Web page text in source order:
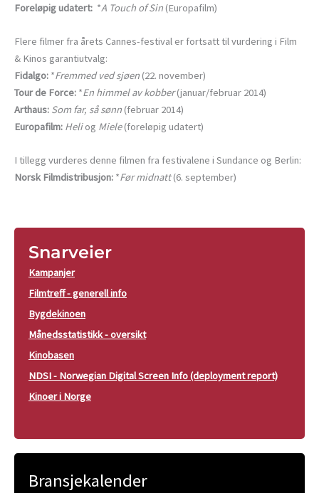
Foreløpig udatert: *A Touch of Sin (Europafilm)
Flere filmer fra årets Cannes-festival er fortsatt til vurdering i Film
& Kinos garantiutvalg:
Fidalgo: *Fremmed ved sjøen (22. november)
Tour de Force: *En himmel av kobber(januar/februar 2014)
Arthaus: Som far, så sønn (februar 2014)
Europafilm: Heliog Miele(foreløpig udatert)
I tillegg vurderes denne filmen fra festivalene i Sundance og Berlin:
Norsk Filmdistribusjon: *Før midnatt(6. september)
Snarveier
Kampanjer
Filmtreff - generell info
Bygdekinoen
Månedsstatistikk - oversikt
Kinobasen
NDSI - Norwegian Digital Screen Info (deployment report)
Kinoer i Norge
Bransjekalender